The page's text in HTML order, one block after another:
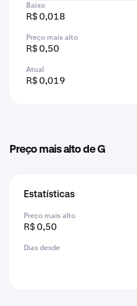
Baixo
R$ 0,018
Preço mais alto
R$ 0,50
Atual
R$ 0,019
Preço mais alto de G
Estatísticas
Preço mais alto
R$ 0,50
Dias desde